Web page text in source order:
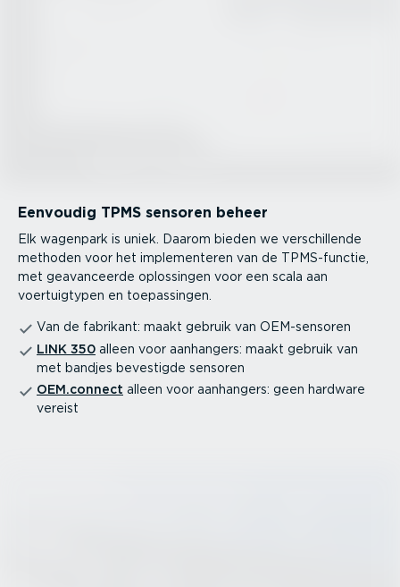
Eenvoudig TPMS sensoren beheer
Elk wagenpark is uniek. Daarom bieden we verschil­lende
methoden voor het imple­men­teren van de TPMS-­functie,
met geavan­ceerde oplossingen voor een scala aan
voertuig­typen en toepas­singen.
Van de fabrikant: maakt gebruik van OEM-sen­soren
LINK 350 alleen voor aanhangers: maakt gebruik van
met bandjes bevestigde sensoren
OEM.connect alleen voor aanhangers: geen hardware
vereist